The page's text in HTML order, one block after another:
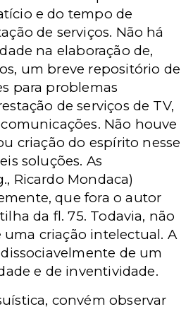
e do tempo de
de serviços. Não há
na elaboração de,
um breve repositório de
para problemas
de serviços de TV,
Não houve
criação do espírito nesse
soluções. As
Ricardo Mondaca)
que fora o autor
da fl. 75. Todavia, não
criação intelectual. A
de um
e de inventividade.
convém observar